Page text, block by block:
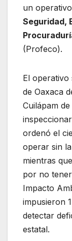
un
Seguridad,
(Profeco).
El operativo
de Oaxaca
Cuilápam
ordenó el
operar sin
mientras
por no
Impacto
impusieron
detectar
estatal.